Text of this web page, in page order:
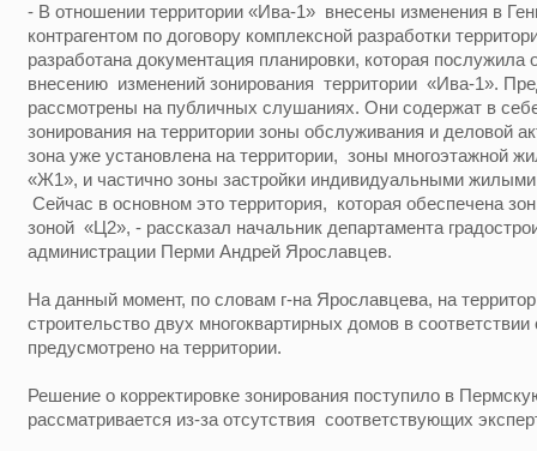
- В отношении территории «Ива-1» внесены изменения в
контрагентом по договору комплексной разработки
разработана документация планировки, которая
внесению изменений зонирования территории «Ива-1».
рассмотрены на публичных слушаниях. Они содержат в
зонирования на территории зоны обслуживания и деловой
зона уже установлена на территории, зоны многоэтажной
«Ж1», и частично зоны застройки индивидуальными
Сейчас в основном это территория, которая обеспечена
зоной «Ц2», - рассказал начальник департамента
администрации Перми Андрей Ярославцев.
На данный момент, по словам г-на Ярославцева, на
строительство двух многоквартирных домов в
предусмотрено на территории.
Решение о корректировке зонирования поступило в
рассматривается из-за отсутствия соответствующих